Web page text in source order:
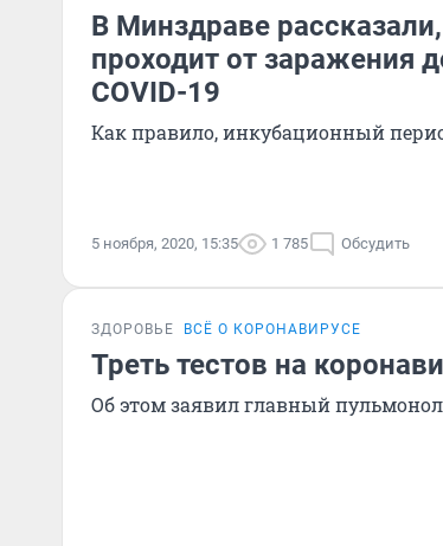
В Минздраве
проходит от заражения
COVID-19
Как правило, инкубационный
5 ноября, 2020, 15:35 1 785 Обсудить
ЗДОРОВЬЕ ВСЁ О КОРОНАВИРУСЕ
Треть тестов на
Об этом заявил главный